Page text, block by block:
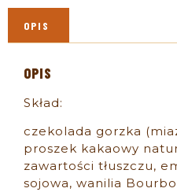
OPIS
OPIS
Skład:
czekolada gorzka
proszek kakaowy
zawartości tłuszczu,
sojowa, wanilia